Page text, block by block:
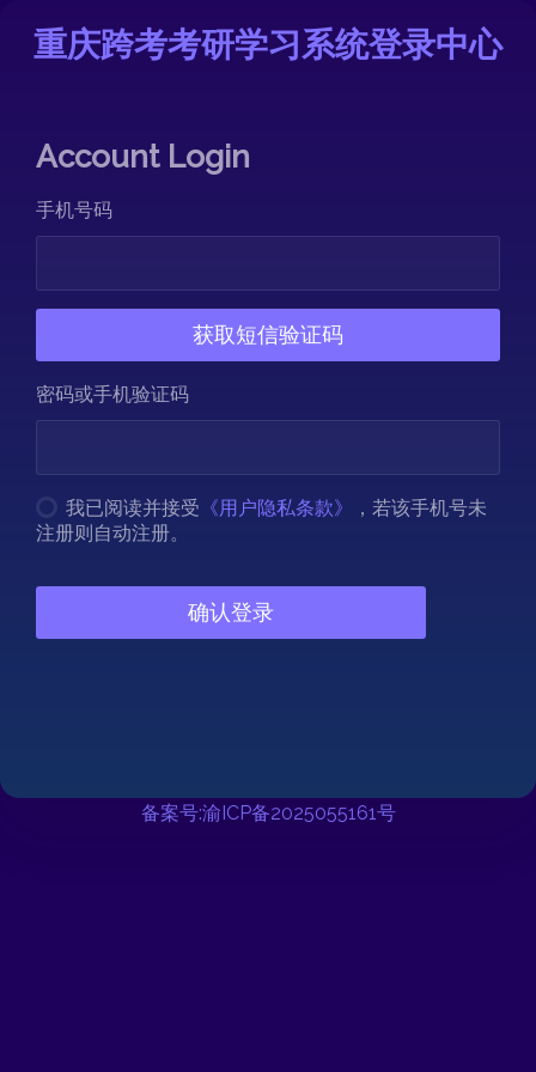
重庆跨考考研学习系统登录中心
Account Login
手机号码
密码或手机验证码
我已阅读并接受 《用户隐私条款》
，若该手机号未
注册则自动注册。
备案号:渝ICP备2025055161号